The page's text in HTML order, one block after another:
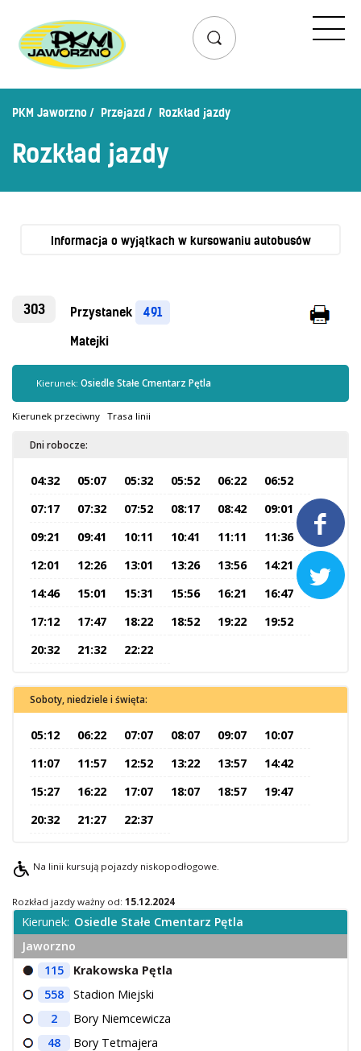


Przejazd
Lista przystanków
Zaplanuj podróż – wyszukiwarka połączeń
Mapa przystanków i połączeń
Schemat linii nocnych
Bilety
Uprawnienia do ulg
Regulamin przewozów
Automaty biletowe
Sprzedaż biletów u kierowców
Sklep internetowy
Aktualności
O Spółce
Uwagi i wnioski
Ochrona danych osobowych
PKM Jaworzno Przejazd Rozkład jazdy
Rozkład jazdy
Informacja o wyjątkach w kursowaniu autobusów
303 Przystanek 491
Matejki
Kierunek: Osiedle Stałe Cmentarz Pętla
Kierunek przeciwny Trasa linii
Dni robocze:
04:32 05:07 05:32 05:52 06:22
06:52
07:17
07:32 07:52 08:17 08:42
09:01
09:21
09:41 10:11 10:41 11:11
11:36
12:01
12:26 13:01 13:26 13:56
14:21
14:46
15:01 15:31 15:56 16:21
16:47
17:12
17:47 18:22 18:52 19:22
19:52
20:32
21:32 22:22
Soboty, niedziele i święta:
05:12 06:22 07:07 08:07 09:07
10:07
11:07
11:57 12:52 13:22 13:57
14:42
15:27
16:22 17:07 18:07 18:57
19:47
20:32
21:27 22:37
Na linii kursują pojazdy niskopodłogowe.
Rozkład jazdy ważny od: 15.12.2024
Kierunek: Osiedle Stałe Cmentarz Pętla
Jaworzno
115
Krakowska Pętla
558
Stadion Miejski
2
Bory Niemcewicza
48
Bory Tetmajera